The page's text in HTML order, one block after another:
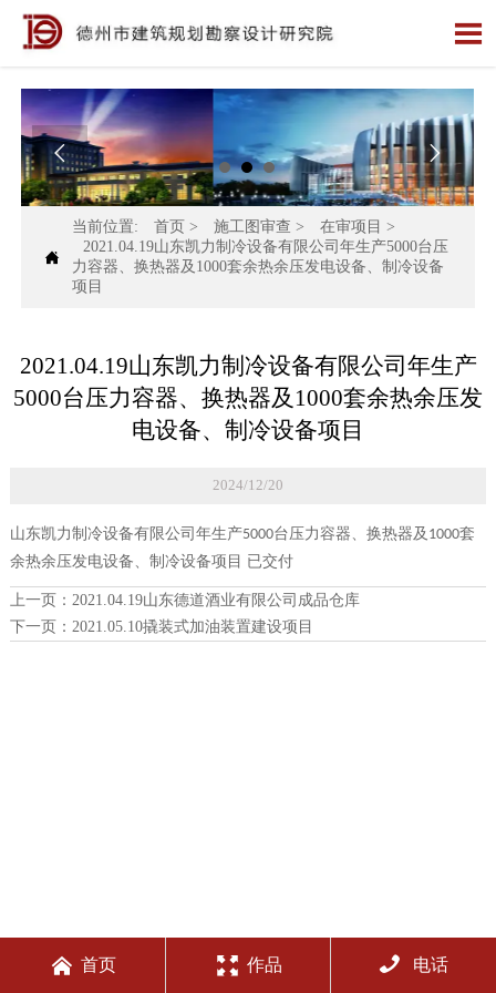

 

当前位置: 首页 > 施工图审查 > 在审项目 >
2021.04.19山东凯力制冷设备有限公司年生产5000台压
力容器、换热器及1000套余热余压发电设备、制冷设备
项目
2021.04.19山东凯力制冷设备有限公司年生产
5000台压力容器、换热器及1000套余热余压发
电设备、制冷设备项目
2024/12/20
山东凯力制冷设备有限公司年生产5000台压力容器、换热器及 1000套
余热余压发电设备、制冷设备项目 已交付
上一页： 2021.04.19山东德道酒业有限公司成品仓库
下一页： 2021.05.10撬装式加油装置建设项目
 首页  作品  电话